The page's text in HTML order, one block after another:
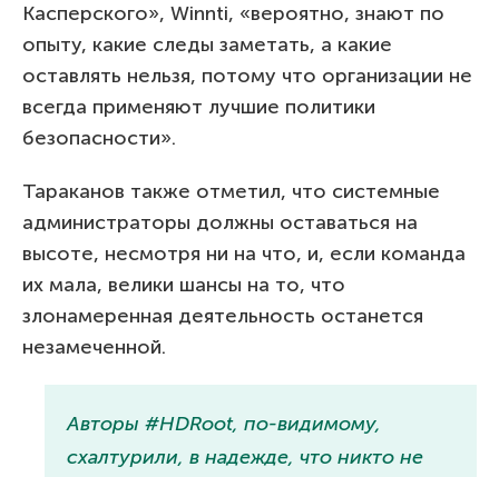
Касперского», Winnti, «вероятно, знают по
опыту, какие следы заметать, а какие
оставлять нельзя, потому что организации не
всегда применяют лучшие политики
безопасности».
Тараканов также отметил, что системные
администраторы должны оставаться на
высоте, несмотря ни на что, и, если команда
их мала, велики шансы на то, что
злонамеренная деятельность останется
незамеченной.
Авторы #HDRoot, по-видимому,
схалтурили, в надежде, что никто не